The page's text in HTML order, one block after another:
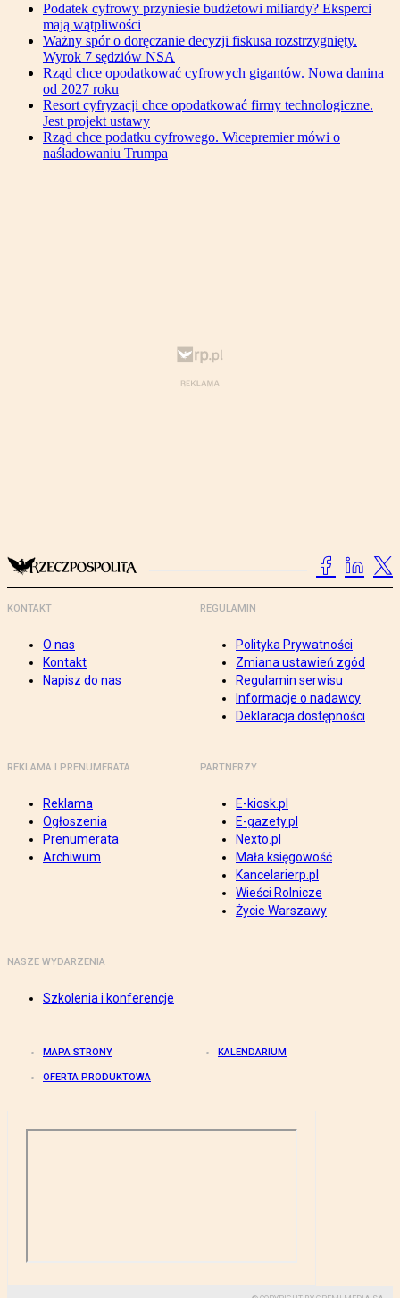
Podatek cyfrowy przyniesie budżetowi miliardy? Eksperci
mają wątpliwości
Ważny spór o doręczanie decyzji fiskusa rozstrzygnięty.
Wyrok 7 sędziów NSA
Rząd chce opodatkować cyfrowych gigantów. Nowa danina
od 2027 roku
Resort cyfryzacji chce opodatkować firmy technologiczne.
Jest projekt ustawy
Rząd chce podatku cyfrowego. Wicepremier mówi o
naśladowaniu Trumpa
KONTAKT
O nas
Kontakt
Napisz do nas
REGULAMIN
Polityka Prywatności
Zmiana ustawień zgód
Regulamin serwisu
Informacje o nadawcy
Deklaracja dostępności
REKLAMA I PRENUMERATA
Reklama
Ogłoszenia
Prenumerata
Archiwum
PARTNERZY
E-kiosk.pl
E-gazety.pl
Nexto.pl
Mała księgowość
Kancelarierp.pl
Wieści Rolnicze
Życie Warszawy
NASZE WYDARZENIA
Szkolenia i konferencje
MAPA STRONY KALENDARIUM
OFERTA PRODUKTOWA